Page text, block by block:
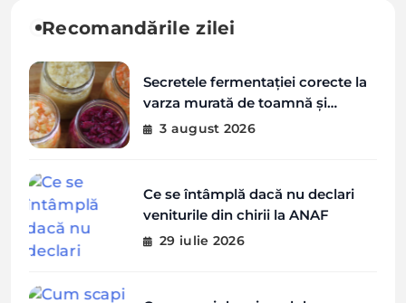
Recomandările zilei
Secretele fermentației corecte la
varza murată de toamnă și
greșelile de evitat
3 august 2026
Ce se întâmplă dacă nu declari
veniturile din chirii la ANAF
29 iulie 2026